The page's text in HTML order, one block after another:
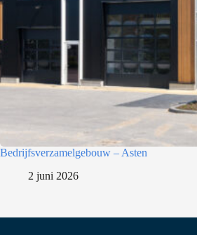
Bedrijfsverzamelgebouw – Asten
2 juni 2026